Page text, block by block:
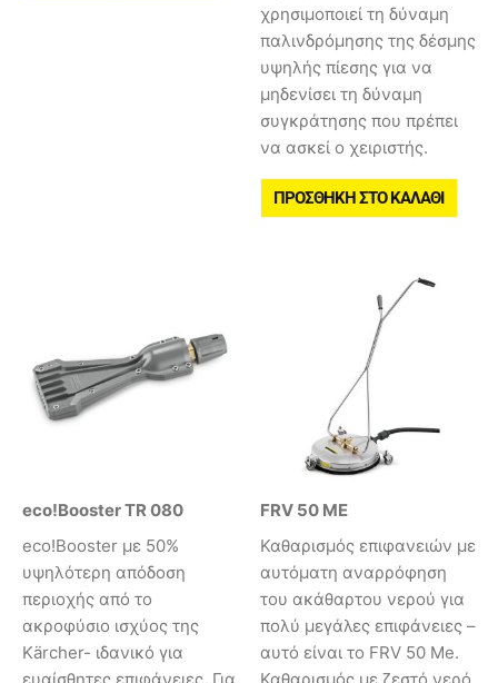
χρησιμοποιεί τη δύναμη
παλινδρόμησης της δέσμης
υψηλής πίεσης για να
μηδενίσει τη δύναμη
συγκράτησης που πρέπει
να ασκεί ο χειριστής.
ΠΡΟΣΘΉΚΗ ΣΤΟ ΚΑΛΆΘΙ
eco!Booster TR 080
eco!Booster με 50%
υψηλότερη απόδοση
περιοχής από το
ακροφύσιο ισχύος της
Kärcher- ιδανικό για
FRV 50 ME
Καθαρισμός επιφανειών με
αυτόματη αναρρόφηση
του ακάθαρτου νερού για
πολύ μεγάλες επιφάνειες –
αυτό είναι το FRV 50 Me.